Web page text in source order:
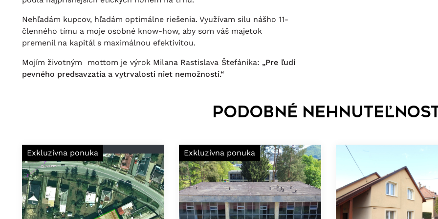
Nehľadám kupcov, hľadám optimálne riešenia. Využívam silu nášho 11-
členného tímu a moje osobné know-how, aby som váš majetok
premenil na kapitál s maximálnou efektivitou.
Mojím životným mottom je výrok Milana Rastislava Štefánika: „Pre ľudí
pevného predsavzatia a vytrvalosti niet nemožnosti.“
Podobné
Exkluzívna ponuka Exkluzívna ponuka